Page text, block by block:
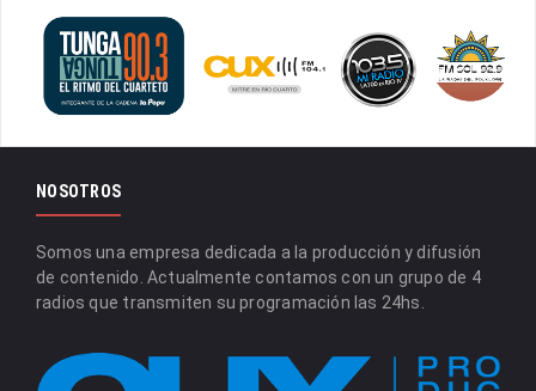
NOSOTROS
Somos una empresa dedicada a la producción y difusión
de contenido. Actualmente contamos con un grupo de 4
radios que transmiten su programación las 24hs.